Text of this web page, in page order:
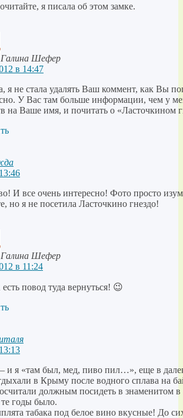
я писала об этом замке.
Галина Шефер
в 14:47
я не стала удалять Ваш коммент, как Вы
У Вас там больше информации, чем у
на Ваше имя, и почитать о «Ласточкином
И все очень интересно! Фото просто
но я не посетила Ласточкино гнездо!
Галина Шефер
в 11:24
есть повод туда вернуться! 😉
я «там был, мед, пиво пил…», еще в
в Крыму после водного сплава на
должным посидеть в знаменитом в
годы было.
табака под белое вино вкусные! До